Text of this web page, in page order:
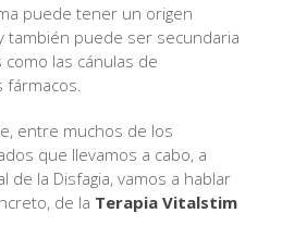
puede tener un origen
también puede ser secundaria
las cánulas de
entre muchos de los
que llevamos a cabo, a
de la Disfagia, vamos a hablar
de la Terapia Vitalstim